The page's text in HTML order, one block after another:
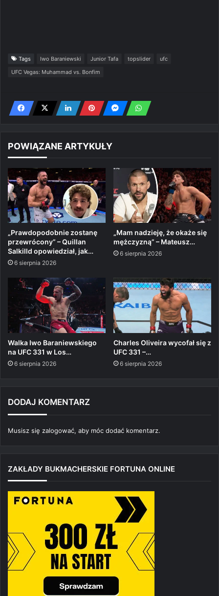
Tags Iwo Baraniewski Junior Tafa topslider
ufc
UFC Vegas: Muhammad vs. Bonfim
POWIĄZANE ARTYKUŁY
„Prawdopodobnie zostanę
przewrócony” – Quillan
Salkilld opowiedział, jak…
6 sierpnia 2026
„Mam nadzieję, że okaże się
mężczyzną” – Mateusz…
6 sierpnia 2026
Walka Iwo Baraniewskiego
na UFC 331 w Los…
6 sierpnia 2026
Charles Oliveira wycofał się z
UFC 331 –…
6 sierpnia 2026
DODAJ KOMENTARZ
Musisz się zalogować, aby móc dodać komentarz.
ZAKŁADY BUKMACHERSKIE FORTUNA ONLINE